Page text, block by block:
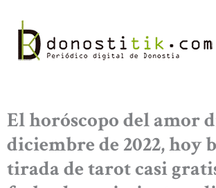
contenido
El horóscopo del amor
diciembre de 2022, hoy
tirada de tarot casi